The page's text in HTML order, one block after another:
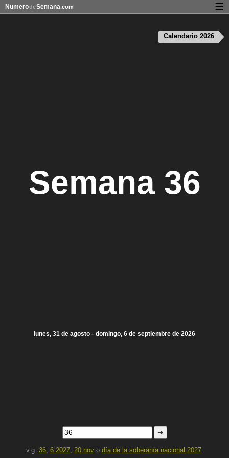
Semana 36
lunes, 31 de agosto – domingo, 6 de septiembre de 2026
➜
v.g. 36, 6 2027, 20 novo día de la soberanía nacional 2027.
Calendario 2026
NumerodeSemana.com ☰